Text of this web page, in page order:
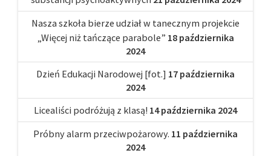
Nasza szkoła bierze udział w tanecznym projekcie
„Więcej niż tańczące parabole” 18 października
2024
Dzień Edukacji Narodowej [fot.] 17 października
2024
Licealiści podróżują z klasą! 14 października 2024
Próbny alarm przeciwpożarowy. 11 października
2024